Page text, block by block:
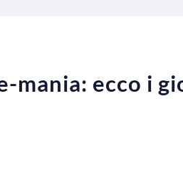
mania: ecco i